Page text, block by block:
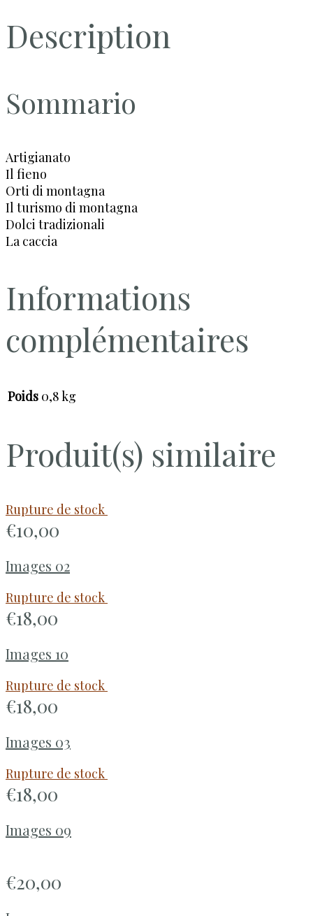
Description
Sommario
Artigianato
Il fieno
Orti di montagna
Il turismo di montagna
Dolci tradizionali
La caccia
Informations
complémentaires
Poids 0,8 kg
Produit(s) similaire
Rupture de stock
€10,00
Images 02
Rupture de stock
€18,00
Images 10
Rupture de stock
€18,00
Images 03
Rupture de stock
€18,00
Images 09
€20,00